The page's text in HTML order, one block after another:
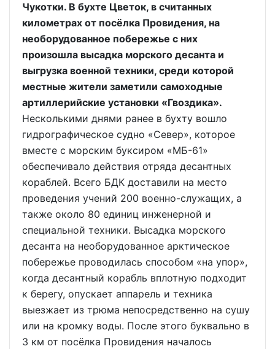
Чукотки. В бухте Цветок, в считанных
километрах от посёлка Провидения, на
необорудованное побережье с них
произошла высадка морского десанта и
выгрузка военной техники, среди которой
местные жители заметили самоходные
артиллерийские установки «Гвоздика».
Несколькими днями ранее в бухту вошло
гидрографическое судно «Север», которое
вместе с морским буксиром «МБ-61»
обеспечивало действия отряда десантных
кораблей. Всего БДК доставили на место
проведения учений 200 военно-служащих, а
также около 80 единиц инженерной и
специальной техники. Высадка морского
десанта на необорудованное арктическое
побережье проводилась способом «на упор»,
когда десантный корабль вплотную подходит
к берегу, опускает аппарель и техника
выезжает из трюма непосредственно на сушу
или на кромку воды. После этого буквально в
3 км от посёлка Провидения началось